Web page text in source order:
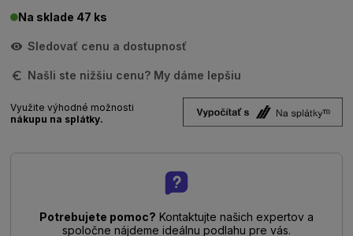
Na sklade 47 ks
Sledovať cenu a dostupnosť
Našli ste nižšiu cenu? My dáme lepšiu
Využite výhodné možnosti
nákupu na splátky.
Potrebujete pomoc? Kontaktujte našich expertov a
spoločne nájdeme ideálnu podlahu pre vás.